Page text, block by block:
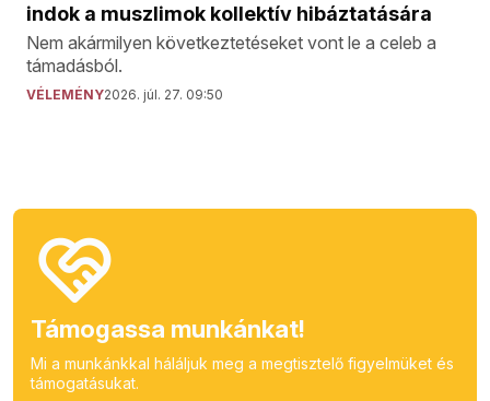
indok a muszlimok kollektív hibáztatására
Nem akármilyen következtetéseket vont le a celeb a
támadásból.
VÉLEMÉNY2026. júl. 27. 09:50
Támogassa munkánkat!
Mi a munkánkkal háláljuk meg a megtisztelő figyelmüket és
támogatásukat.